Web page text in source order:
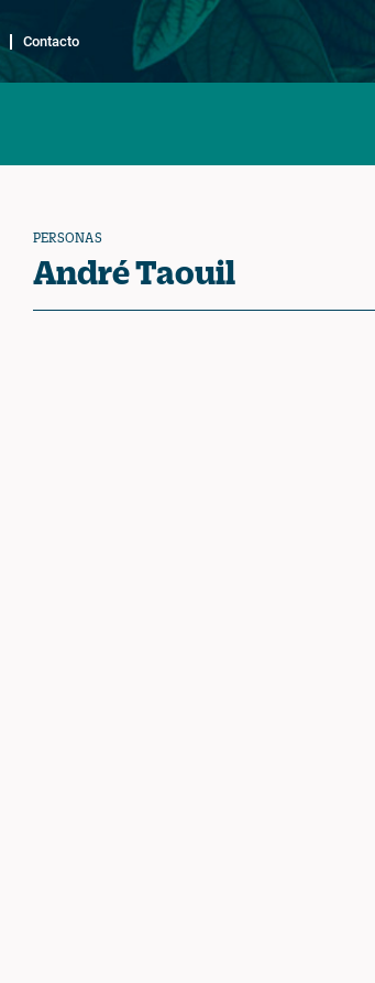
Contacto
PERSONAS
André Taouil